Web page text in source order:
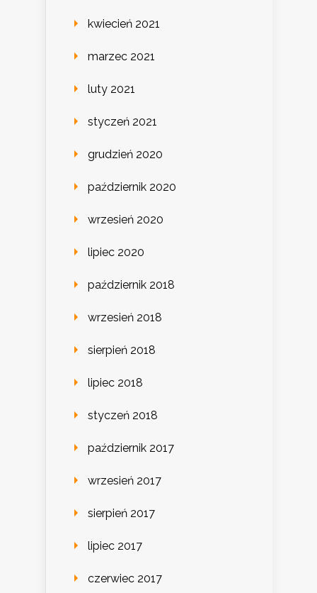
kwiecień 2021
marzec 2021
luty 2021
styczeń 2021
grudzień 2020
październik 2020
wrzesień 2020
lipiec 2020
październik 2018
wrzesień 2018
sierpień 2018
lipiec 2018
styczeń 2018
październik 2017
wrzesień 2017
sierpień 2017
lipiec 2017
czerwiec 2017